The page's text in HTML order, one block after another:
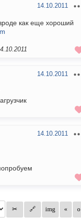
14.10.2011
как еще хороший
14.10.2011
14.10.2011